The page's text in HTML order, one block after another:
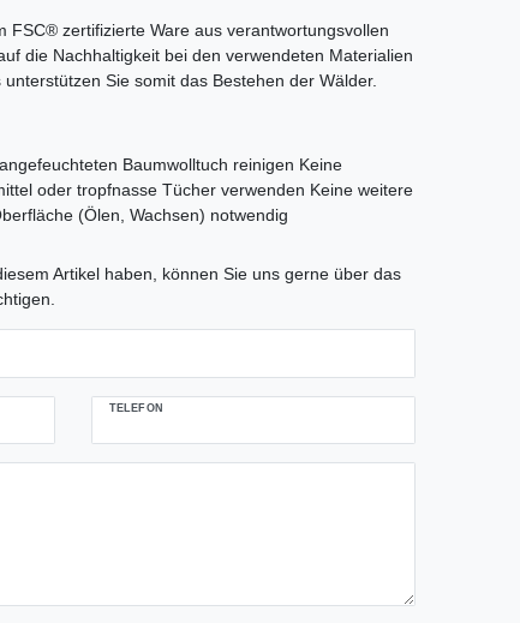
FSC® zertifizierte Ware aus verantwortungsvollen
die Nachhaltigkeit bei den verwendeten Materialien
Sie somit das Bestehen der Wälder.
Baumwolltuch reinigen Keine
oder tropfnasse Tücher verwenden Keine weitere
(Ölen, Wachsen) notwendig
Artikel haben, können Sie uns gerne über das
TELEFON